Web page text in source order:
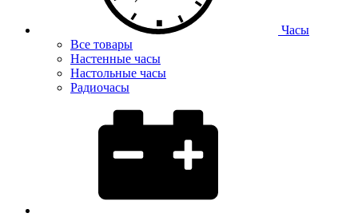
Часы
Все товары
Настенные часы
Настольные часы
Радиочасы